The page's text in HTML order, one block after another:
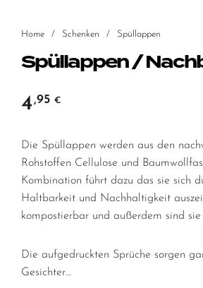
Home / Schenken / Spüllappen
Spüllappen /
4,95 €
Die Spüllappen werden aus den
Rohstoffen Cellulose und
Kombination führt dazu das sie sich
Haltbarkeit und Nachhaltigkeit
kompostierbar und außerdem sind
Die aufgedruckten Sprüche sorgen
Gesichter…